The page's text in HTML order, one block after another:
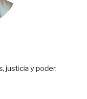
justicia y poder.